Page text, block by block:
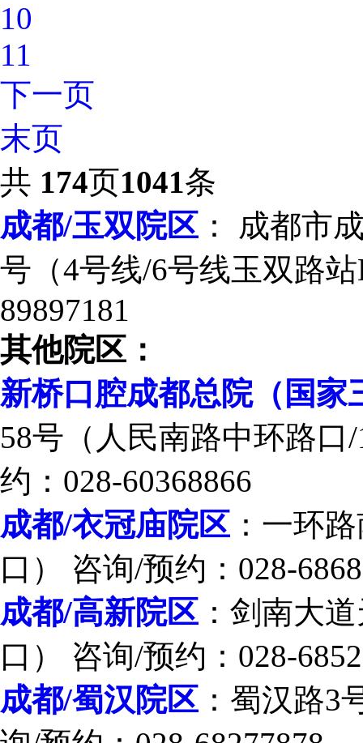
10
11
下一页
末页
共 174页1041条
成都/玉双院区 ： 成都市
号（4号线/6号线玉双路
89897181
其他院区：
新桥口腔成都总院（国家
58号（人民南路中环路
约：028-60368866
成都/衣冠庙院区 ：一环
口） 咨询/预约：028-
成都/高新院区 ：剑南大
口） 咨询/预约：028-
成都/蜀汉院区 ：蜀汉路3